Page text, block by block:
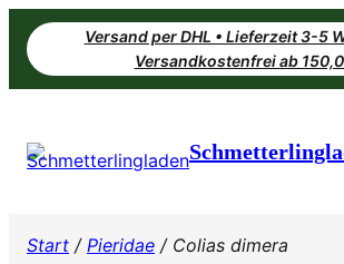
Zum
Inhalt
springen
Versand per DHL • Lieferzeit 3-5
Versandkostenfrei ab
Start / Pieridae / Colias dimera